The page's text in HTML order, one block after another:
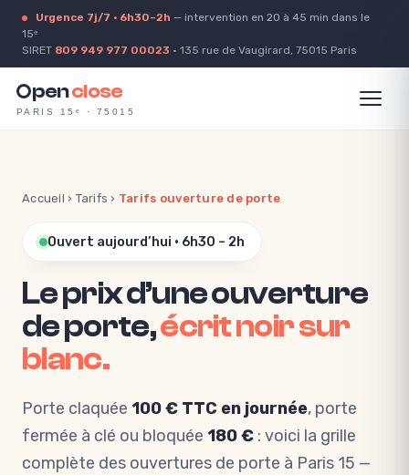
Urgence 7j/7 · 6h30–2h — intervention en 20 à 45 min dans le
15ᵉ
SIRET 809 949 977 00023 · 135 rue de Vaugirard, 75015 Paris
penclose
PARIS 15ᵉ · 75015
Accueil › Tarifs › Tarifs ouverture de porte
Ouvert aujourd’hui · 6h30 – 2h
Le prix d’une ouverture
de porte,écrit noir sur
blanc.
Porte claquée 100 € TTC en journée, porte
fermée à clé ou bloquée 180 € : voici la grille
complète des ouvertures de porte à Paris 15 —